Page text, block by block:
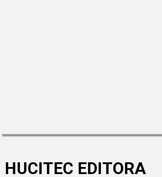
HUCITEC EDITORA